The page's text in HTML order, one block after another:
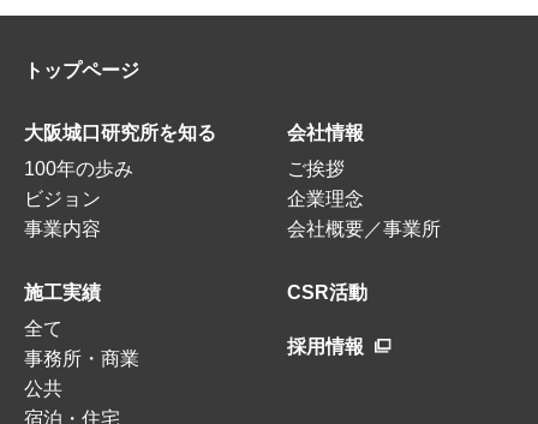
トップページ
大阪城口研究所を知る
100年の歩み
ビジョン
事業内容
会社情報
ご挨拶
企業理念
会社概要／事業所
施工実績
全て
事務所・商業
公共
宿泊・住宅
CSR活動
採用情報